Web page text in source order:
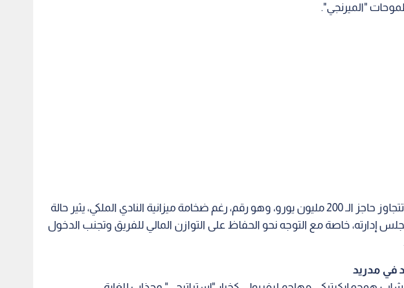
"الميرنجي".
التقارير تشير إلى أن الصفقة قد تتجاوز حاجز الـ 200 مليون يورو، وهو رقم، رغم ضخامة ميزانية النادي الملكي، يثير حالة
إدارته، خاصة مع التوجه نحو الحفاظ على التوازن المالي للفريق وتجنب الدخول
في مدريد